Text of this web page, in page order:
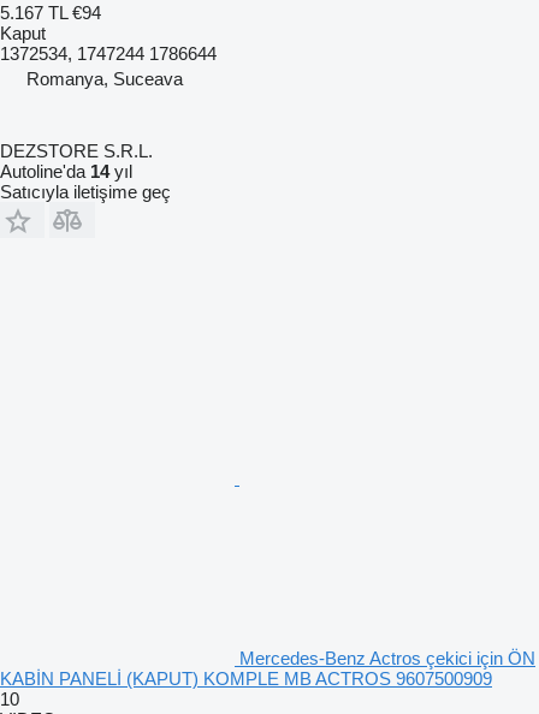
5.167 TL €94
Kaput
1372534, 1747244 1786644
Romanya, Suceava
DEZSTORE S.R.L.
Autoline'da 14yıl
Satıcıyla iletişime geç
Mercedes-Benz Actros çekici için ÖN
KABİN PANELİ (KAPUT) KOMPLE MB ACTROS 9607500909
10